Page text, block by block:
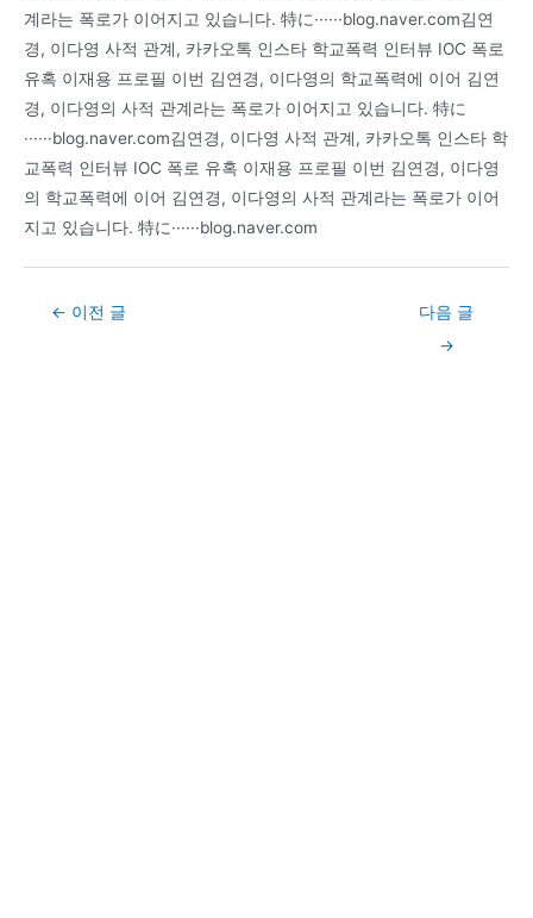
계라는 폭로가 이어지고 있습니다. 特に······blog.naver.com김연
경, 이다영 사적 관계, 카카오톡 인스타 학교폭력 인터뷰 IOC 폭로
유혹 이재용 프로필 이번 김연경, 이다영의 학교폭력에 이어 김연
경, 이다영의 사적 관계라는 폭로가 이어지고 있습니다. 特に
······blog.naver.com김연경, 이다영 사적 관계, 카카오톡 인스타 학
교폭력 인터뷰 IOC 폭로 유혹 이재용 프로필 이번 김연경, 이다영
의 학교폭력에 이어 김연경, 이다영의 사적 관계라는 폭로가 이어
지고 있습니다. 特に······blog.naver.com
Post← 이전 글
다음 글
→